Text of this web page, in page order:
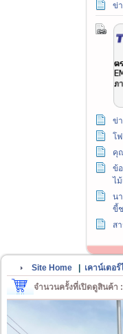
ข่
ข่
โ
คุ
ข้
ไ
น
ขี้
ส
Site Home เคาน์เตอ
จำนวนครั้งที่เปิดดูสินค้า